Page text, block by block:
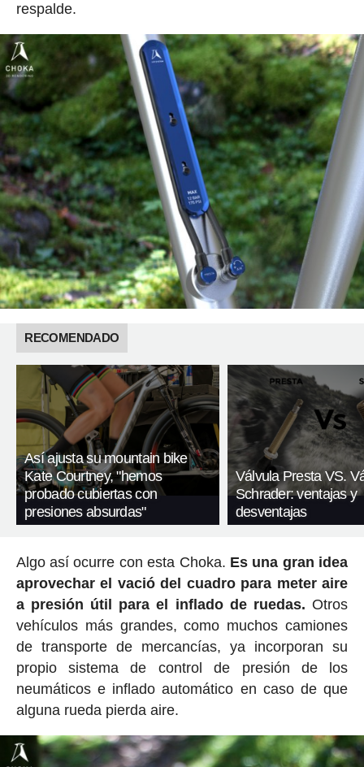
respalde.
RECOMENDADO
Así ajusta su mountain bike
Kate Courtney, "hemos
probado cubiertas con
presiones absurdas"
Válvula Presta VS.
Schrader: ventajas y
desventajas
Algo así ocurre con esta Choka. Es una gran idea
aprovechar el vació del cuadro para meter aire
a presión útil para el inflado de ruedas. Otros
vehículos más grandes, como muchos camiones
de transporte de mercancías, ya incorporan su
propio sistema de control de presión de los
neumáticos e inflado automático en caso de que
alguna rueda pierda aire.